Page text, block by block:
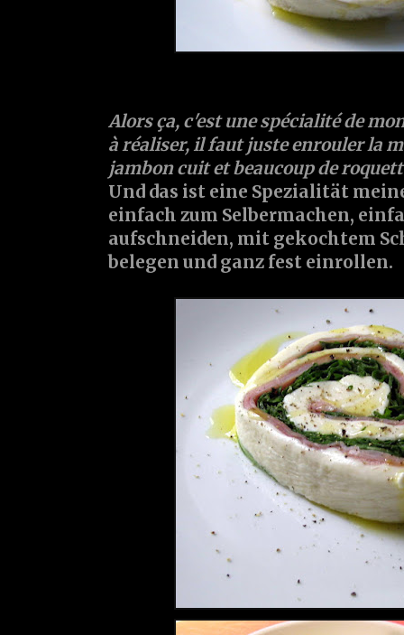
Alors ça, c'est une spécialité de
à réaliser, il faut juste enrouler la
jambon cuit et beaucoup de
Und das ist eine Spezialität
einfach zum Selbermachen,
aufschneiden, mit gekochtem
belegen und ganz fest einrollen.